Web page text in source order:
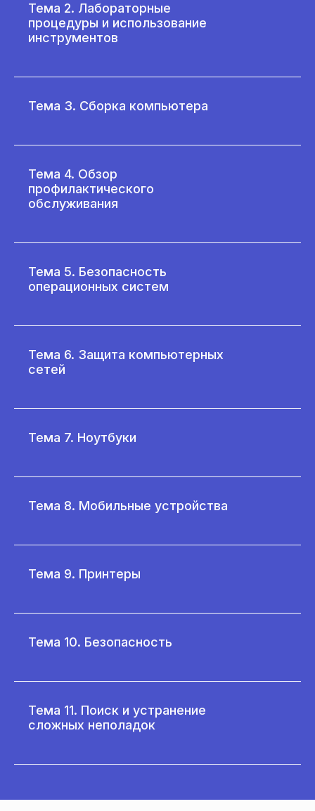
Тема 2. Лабораторные
процедуры и использование
инструментов
Тема 3. Сборка компьютера
Тема 4. Обзор
профилактического
обслуживания
Тема 5. Безопасность
операционных систем
Тема 6. Защита компьютерных
сетей
Тема 7. Ноутбуки
Тема 8. Мобильные устройства
Тема 9. Принтеры
Тема 10. Безопасность
Тема 11. Поиск и устранение
сложных неполадок